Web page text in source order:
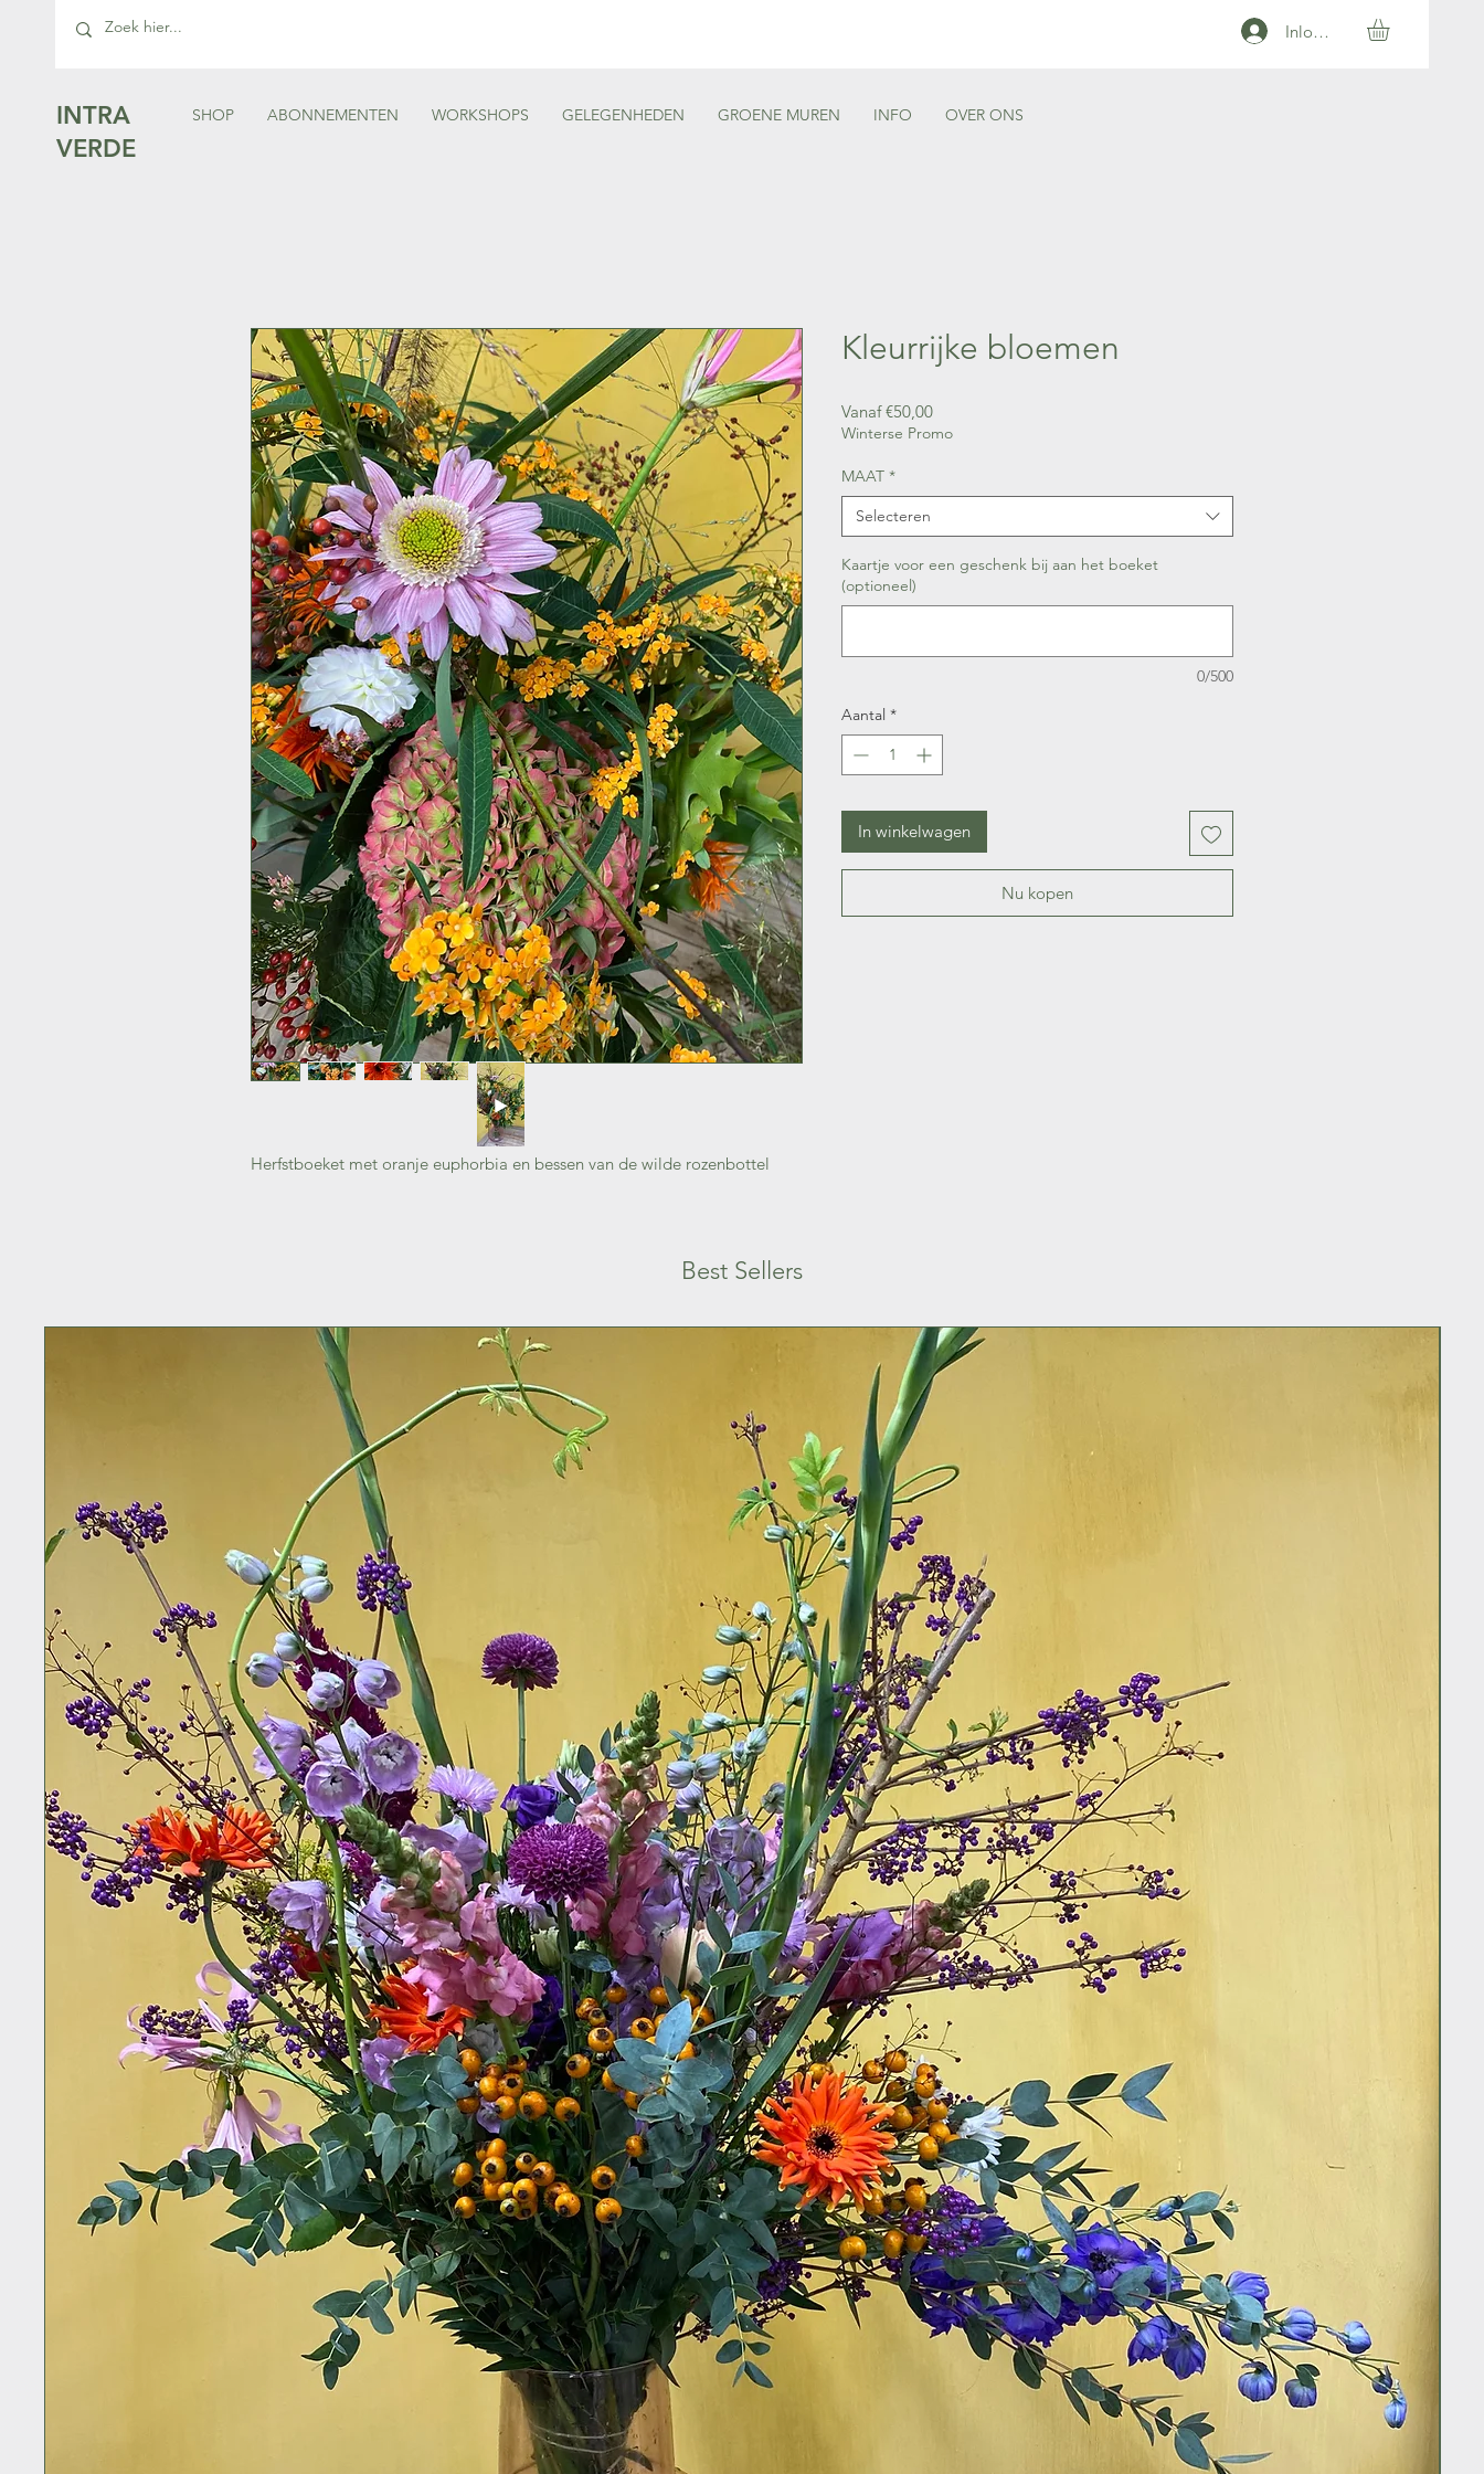
Inloggen
INTRA
VERDE
SHOP ABONNEMENTEN WORKSHOPS GELEGENHEDEN GROENE MUREN INFO OVER ONS
Herfstboeket met oranje euphorbia en bessen van de wilde rozenbottel
Kleurrijke bloemen
Vanaf€50,00Verkoopprijs
Winterse Promo
MAAT *
Selecteren
Kaartje voor een geschenk bij aan het boeket
(optioneel)
0/500
Aantal *
In winkelwagen
Nu kopen
Best Sellers